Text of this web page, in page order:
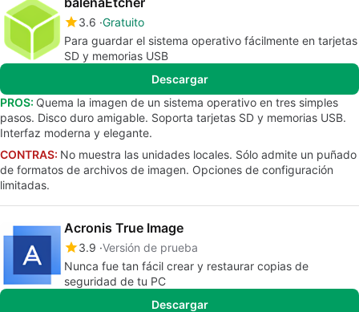
3.6 Gratuito
Para guardar el sistema operativo fácilmente en tarjetas
SD y memorias USB
Descargar
PROS: Quema la imagen de un sistema operativo en tres simples
pasos. Disco duro amigable. Soporta tarjetas SD y memorias USB.
Interfaz moderna y elegante.
CONTRAS: No muestra las unidades locales. Sólo admite un puñado
de formatos de archivos de imagen. Opciones de configuración
limitadas.
Acronis True Image
3.9 Versión de prueba
Nunca fue tan fácil crear y restaurar copias de
seguridad de tu PC
Descargar